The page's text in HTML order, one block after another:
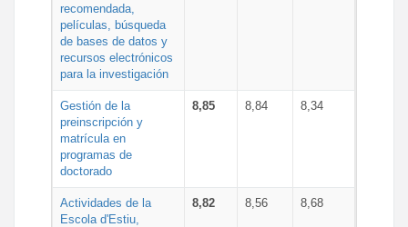
recomendada,
películas, búsqueda
de bases de datos y
recursos electrónicos
para la investigación
Gestión de la
preinscripción y
matrícula en
programas de
doctorado
8,85 8,84 8,34
Actividades de la
Escola d'Estiu,
8,82 8,56 8,68